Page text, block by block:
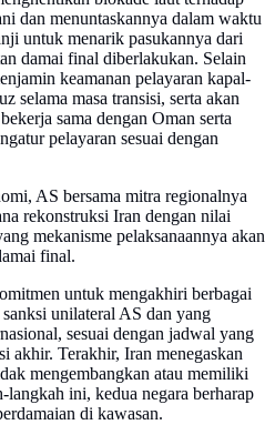
dan menuntaskannya dalam waktu
untuk menarik pasukannya dari
damai final diberlakukan. Selain
keamanan pelayaran kapal-
selama masa transisi, serta akan
sama dengan Oman serta
pelayaran sesuai dengan
AS bersama mitra regionalnya
rekonstruksi Iran dengan nilai
mekanisme pelaksanaannya akan
final.
untuk mengakhiri berbagai
unilateral AS dan yang
sesuai dengan jadwal yang
akhir. Terakhir, Iran menegaskan
mengembangkan atau memiliki
ini, kedua negara berharap
di kawasan.